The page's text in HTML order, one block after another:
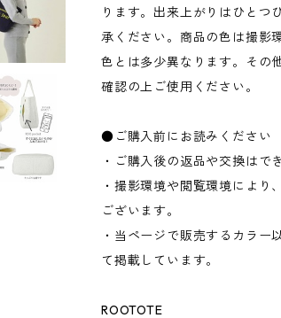
ります。出来上がりはひとつ
承ください。商品の色は撮影
色とは多少異なります。その
確認の上ご使用ください。
●ご購入前にお読みください
・ご購入後の返品や交換はで
・撮影環境や閲覧環境により
ございます。
・当ページで販売するカラー
て掲載しています。
ROOTOTE